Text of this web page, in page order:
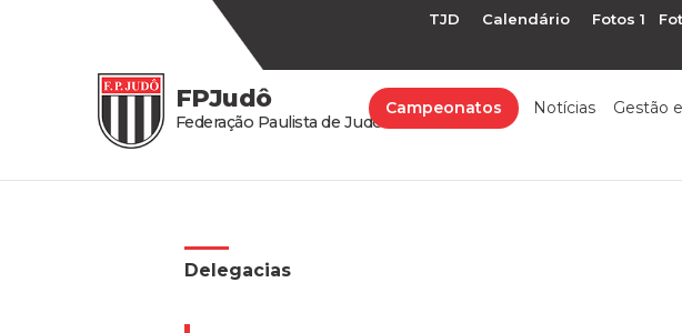
TJD Calendário Fotos 1
FPJudô
Federação Paulista de Judô
Campeonatos Notícias Gestão
Delegacias